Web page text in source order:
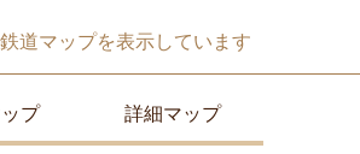
鉄道マップを表示しています
プ 詳細マップ